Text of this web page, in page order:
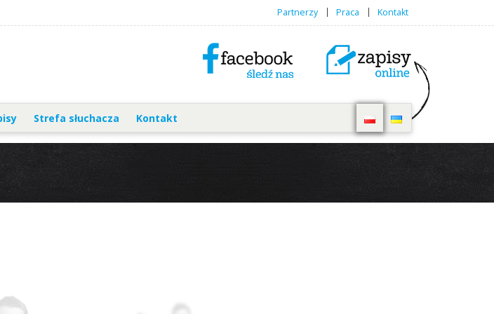
Partnerzy Praca Kontakt
Strefa słuchacza Kontakt